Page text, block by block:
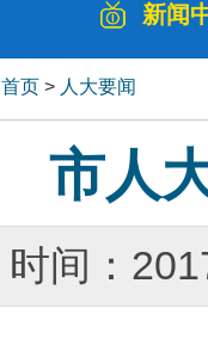
新闻
首页 > 人大要闻
市人
时间：